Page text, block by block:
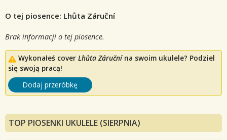
O tej piosence: Lhůta Záruční
Brak informacji o tej piosence.
Wykonałeś cover Lhůta Záručnína swoim ukulele? Podziel
się swoją pracą!
Dodaj przeróbkę
TOP PIOSENKI UKULELE (SIERPNIA)